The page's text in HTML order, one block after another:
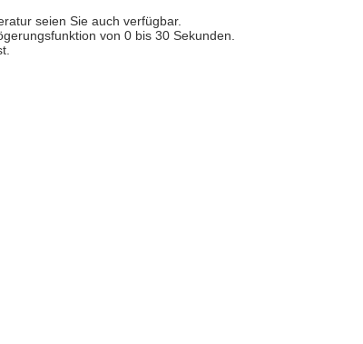
seien Sie auch verfügbar.
von 0 bis 30 Sekunden.